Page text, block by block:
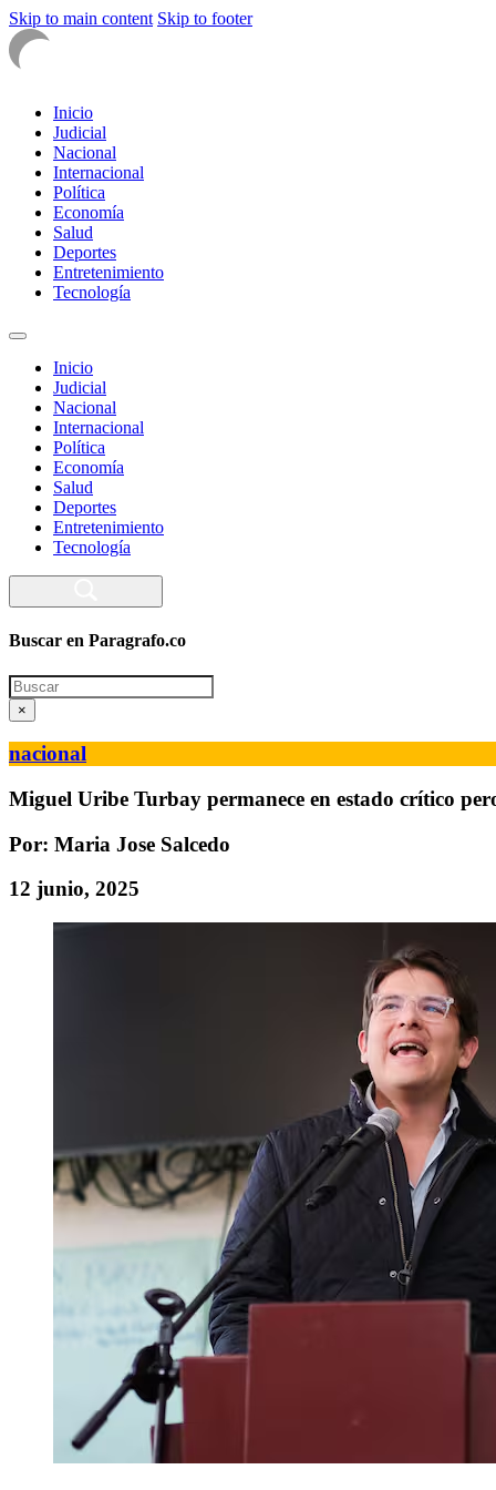
Skip to main content Skip to footer
Inicio
Judicial
Nacional
Internacional
Política
Economía
Salud
Deportes
Entretenimiento
Tecnología
Inicio
Judicial
Nacional
Internacional
Política
Economía
Salud
Deportes
Entretenimiento
Tecnología
Buscar en Paragrafo.co
Search
×
nacional
Miguel Uribe Turbay permanece en estado crítico
Por: Maria Jose Salcedo
12 junio, 2025